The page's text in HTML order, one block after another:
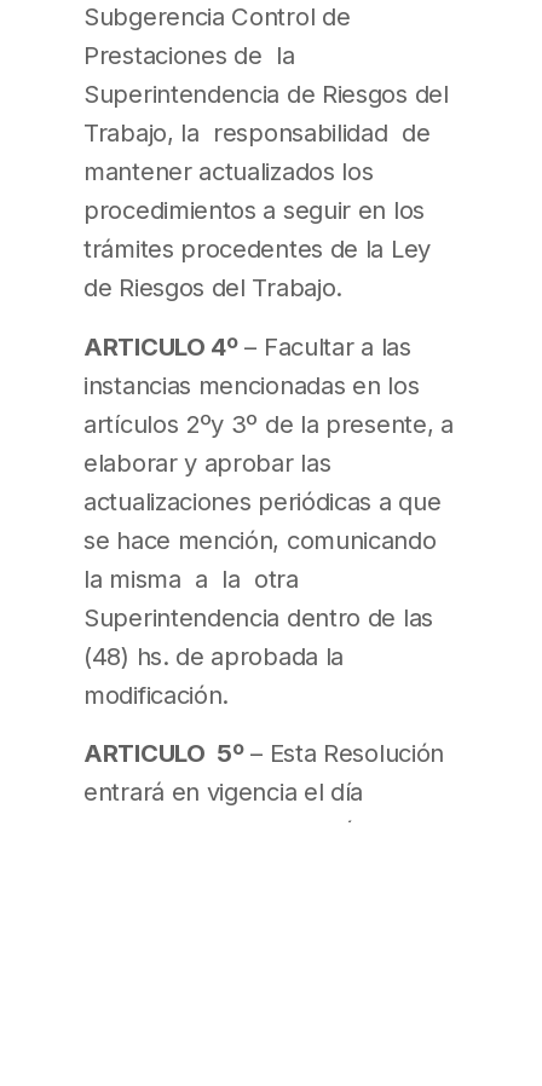
Subgerencia Control de
Prestaciones de la
Superintendencia de Riesgos del
Trabajo, la responsabilidad de
mantener actualizados los
procedimientos a seguir en los
trámites procedentes de la Ley
de Riesgos del Trabajo.
ARTICULO 4º– Facultar a las
instancias mencionadas en los
artículos 2ºy 3º de la presente, a
elaborar y aprobar las
actualizaciones periódicas a que
se hace mención, comunicando
la misma a la otra
Superintendencia dentro de las
(48) hs. de aprobada la
modificación.
ARTICULO 5º– Esta Resolución
entrará en vigencia el día
siguiente a su publicación en el